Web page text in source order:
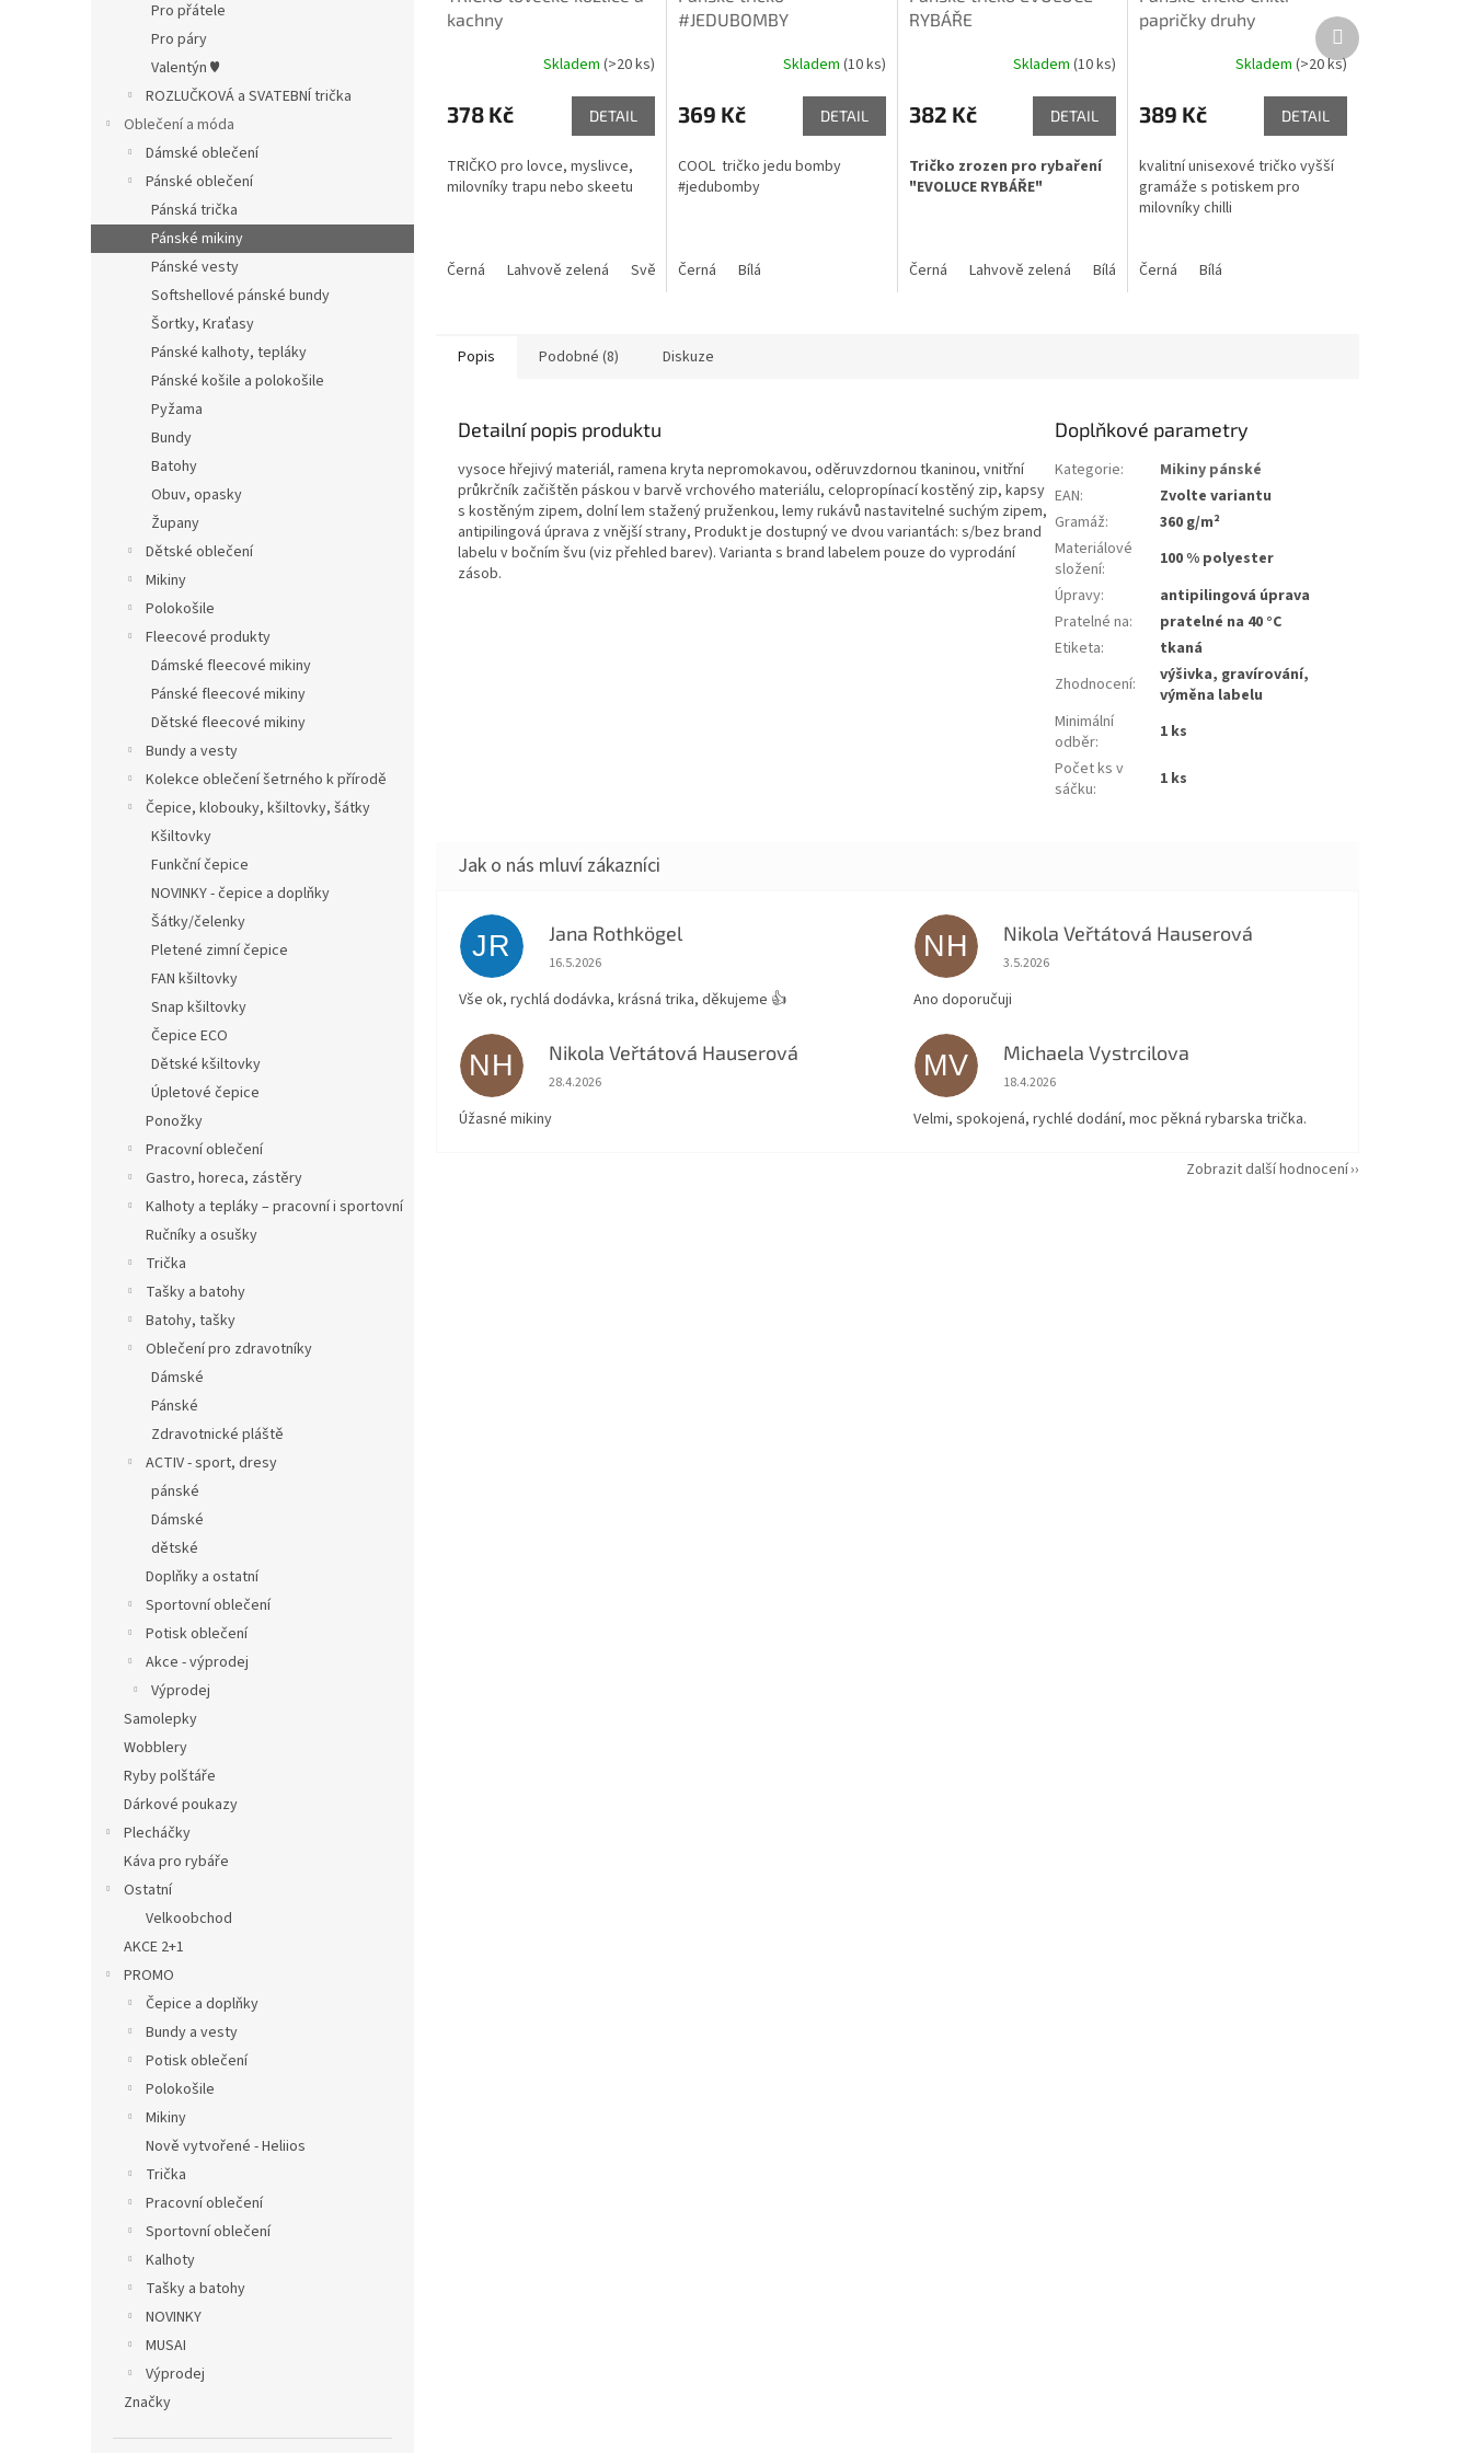
Pro přátele
Pro páry
Valentýn ♥
ROZLUČKOVÁ a SVATEBNÍ trička
Oblečení a móda
Dámské oblečení
Pánské oblečení
Pánská trička
Pánské mikiny
Pánské vesty
Softshellové pánské bundy
Šortky, Kraťasy
Pánské kalhoty, tepláky
Pánské košile a polokošile
Pyžama
Bundy
Batohy
Obuv, opasky
Župany
Dětské oblečení
Mikiny
Polokošile
Fleecové produkty
Dámské fleecové mikiny
Pánské fleecové mikiny
Dětské fleecové mikiny
Bundy a vesty
Kolekce oblečení šetrného k přírodě
Čepice, klobouky, kšiltovky, šátky
Kšiltovky
Funkční čepice
NOVINKY - čepice a doplňky
Šátky/čelenky
Pletené zimní čepice
FAN kšiltovky
Snap kšiltovky
Čepice ECO
Dětské kšiltovky
Úpletové čepice
Ponožky
Pracovní oblečení
Gastro, horeca, zástěry
Kalhoty a tepláky – pracovní i sportovní
Ručníky a osušky
Trička
Tašky a batohy
Batohy, tašky
Oblečení pro zdravotníky
Dámské
Pánské
Zdravotnické pláště
ACTIV - sport, dresy
pánské
Dámské
dětské
Doplňky a ostatní
Sportovní oblečení
Potisk oblečení
Akce - výprodej
Výprodej
Samolepky
Wobblery
Ryby polštáře
Dárkové poukazy
Plecháčky
Káva pro rybáře
Ostatní
Velkoobchod
AKCE 2+1
PROMO
Čepice a doplňky
Bundy a vesty
Potisk oblečení
Polokošile
Mikiny
Nově vytvořené - Heliios
Trička
Pracovní oblečení
Sportovní oblečení
Kalhoty
Tašky a batohy
NOVINKY
MUSAI
Výprodej
Značky
kachny
produktu
je
z
5
Skladem (>20 ks)
378 Kč DETAIL
TRIČKO pro lovce, myslivce,
milovníky trapu nebo skeetu
Černá Lahvově zelená Světle šedý melír Marlboro červená Písková
#JEDUBOMBY
Skladem (10 ks)
369 Kč DETAIL
COOL tričko jedu bomby
#jedubomby
Černá Bílá
RYBÁŘE
Skladem(10 ks)
382 Kč DETAIL
Tričko zrozen pro rybaření
"EVOLUCE RYBÁŘE"
Černá Lahvově zelená Bílá Šedý melír
papričky druhy
Skladem (>20 ks)
389 Kč DETAIL
kvalitní unisexové tričko vyšší
gramáže s potiskem pro
milovníky chilli
Černá Bílá
Další
produkt
Popis Podobné (8) Diskuze
Detailní popis produktu
vysoce hřejivý materiál, ramena kryta nepromokavou, oděruvzdornou tkaninou, vnitřní
průkrčník začištěn páskou v barvě vrchového materiálu, celopropínací kostěný zip, kapsy
s kostěným zipem, dolní lem stažený pruženkou, lemy rukávů nastavitelné suchým zipem,
antipilingová úprava z vnější strany, Produkt je dostupný ve dvou variantách: s/bez brand
labelu v bočním švu (viz přehled barev). Varianta s brand labelem pouze do vyprodání
zásob.
Doplňkové parametry
Kategorie:
Mikiny pánské
EAN:
Zvolte variantu
Gramáž:
360 g/m²
Materiálové
složení:
100 % polyester
Úpravy:
antipilingová úprava
Pratelné na:
pratelné na 40 °C
Etiketa:
tkaná
Zhodnocení:
výšivka, gravírování,
výměna labelu
Minimální
odběr:
1 ks
Počet ks v
sáčku: 1 ks
JR Jana Rothkögel
Hodnocení obchodu je 5 z 5 hvězdiček.
16.5.2026
Vše ok, rychlá dodávka, krásná trika, děkujeme 👍
NH Nikola Veřtátová Hauserová
Hodnocení obchodu je 5 z 5 hvězdiček.
3.5.2026
Ano doporučuji
NH Nikola Veřtátová Hauserová
Hodnocení obchodu je 5 z 5 hvězdiček.
28.4.2026
Úžasné mikiny
MV Michaela Vystrcilova
Hodnocení obchodu je 5 z 5 hvězdiček.
18.4.2026
Velmi, spokojená, rychlé dodání, moc pěkná rybarska trička.
Zobrazit další hodnocení